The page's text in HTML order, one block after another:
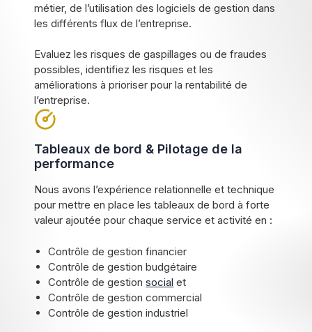
métier, de l’utilisation des logiciels de gestion dans
les différents flux de l’entreprise.
Evaluez les risques de gaspillages ou de fraudes
possibles, identifiez les risques et les
améliorations à prioriser pour la rentabilité de
l’entreprise.
Tableaux de bord & Pilotage de la
performance
Nous avons l’expérience relationnelle et technique
pour mettre en place les tableaux de bord à forte
valeur ajoutée pour chaque service et activité en :
Contrôle de gestion financier
Contrôle de gestion budgétaire
Contrôle de gestionsocial et
Contrôle de gestion commercial
Contrôle de gestion industriel